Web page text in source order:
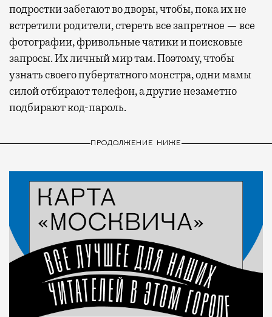
подростки забегают во дворы, чтобы, пока их не
встретили родители, стереть все запретное — все
фотографии, фривольные чатики и поисковые
запросы. Их личный мир там. Поэтому, чтобы
узнать своего пубертатного монстра, одни мамы
силой отбирают телефон, а другие незаметно
подбирают код-пароль.
ПРОДОЛЖЕНИЕ НИЖЕ